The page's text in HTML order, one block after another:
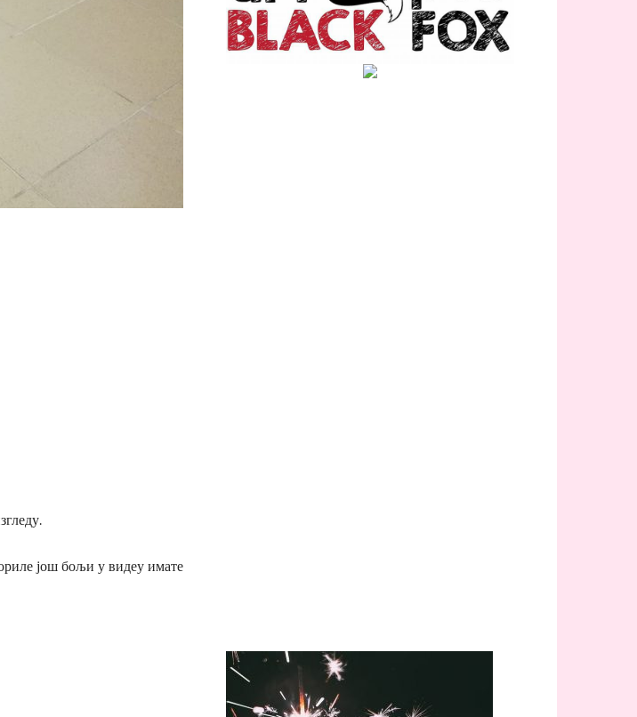
још бољи у видеу имате